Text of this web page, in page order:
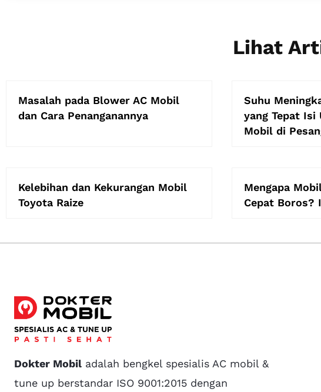
Lihat
Masalah pada Blower AC Mobil
dan Cara Penanganannya
Suhu
yang Tepat Isi
Mobil di
Kelebihan dan Kekurangan Mobil
Toyota Raize
Mengapa
Cepat Boros?
Dokter Mobil adalah bengkel spesialis AC mobil &
tune up berstandar ISO 9001:2015 dengan